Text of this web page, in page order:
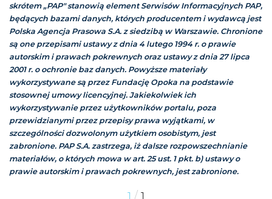
skrótem „PAP" stanowią element Serwisów Informacyjnych PAP,
będących bazami danych, których producentem i wydawcą jest
Polska Agencja Prasowa S.A. z siedzibą w Warszawie. Chronione
są one przepisami ustawy z dnia 4 lutego 1994 r. o prawie
autorskim i prawach pokrewnych oraz ustawy z dnia 27 lipca
2001 r. o ochronie baz danych. Powyższe materiały
wykorzystywane są przez Fundację Opoka na podstawie
stosownej umowy licencyjnej. Jakiekolwiek ich
wykorzystywanie przez użytkowników portalu, poza
przewidzianymi przez przepisy prawa wyjątkami, w
szczególności dozwolonym użytkiem osobistym, jest
zabronione. PAP S.A. zastrzega, iż dalsze rozpowszechnianie
materiałów, o których mowa w art. 25 ust. 1 pkt. b) ustawy o
prawie autorskim i prawach pokrewnych, jest zabronione.
/